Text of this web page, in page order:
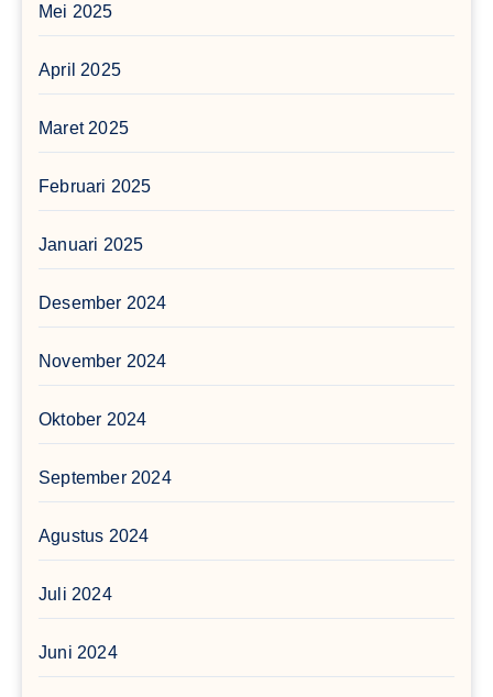
Mei 2025
April 2025
Maret 2025
Februari 2025
Januari 2025
Desember 2024
November 2024
Oktober 2024
September 2024
Agustus 2024
Juli 2024
Juni 2024